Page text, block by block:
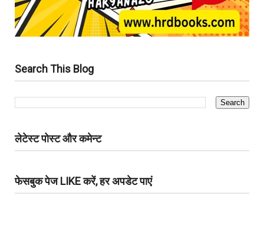
Search This Blog
लेटेस्ट पोस्ट और कमेन्ट
फेसबुक पेज LIKE करें, हर अपडेट पाएं